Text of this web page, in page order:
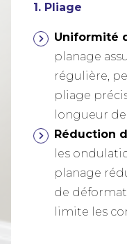
1. Pliage
Uniformité
planage
régulière,
pliage
longueur
Réduction
les
planage
de
limite les